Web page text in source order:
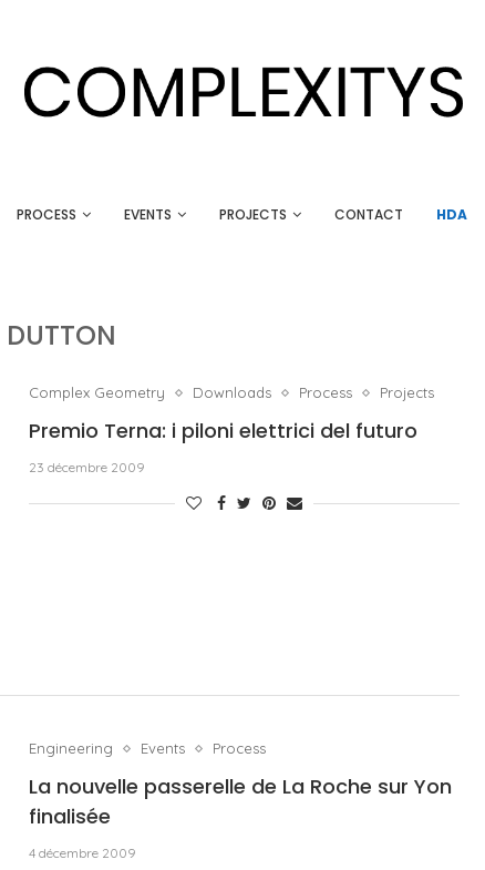
PROCESS EVENTS PROJECTS CONTACT HDA
DUTTON
Complex Geometry Downloads Process Projects
Premio Terna: i piloni elettrici del futuro
23 décembre 2009
Engineering Events Process
La nouvelle passerelle de La Roche sur Yon
finalisée
4 décembre 2009